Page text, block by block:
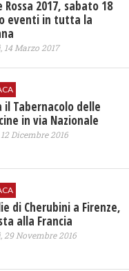
2017, sabato 18
eventi in tutta la
14 Marzo 2017
il Tabernacolo delle
in via Nazionale
Dicembre 2016
di Cherubini a Firenze,
alla Francia
29 Novembre 2016